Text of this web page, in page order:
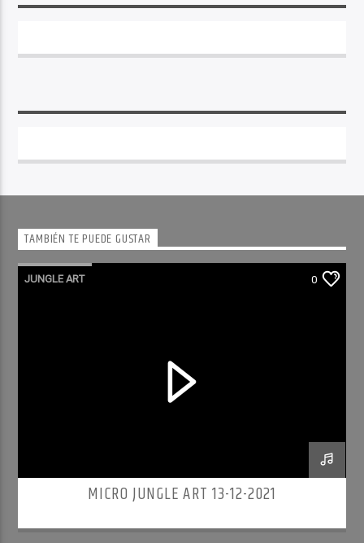
TAMBIÉN TE PUEDE GUSTAR
JUNGLE ART 0
MICRO JUNGLE ART 13-12-2021